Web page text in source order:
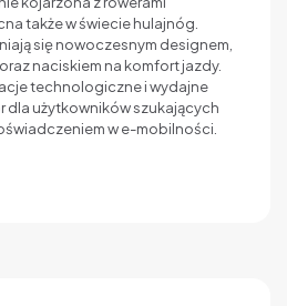
także w świecie hulajnóg.
się nowoczesnym designem,
naciskiem na komfort jazdy.
technologiczne i wydajne
dla użytkowników szukających
w e-mobilności.